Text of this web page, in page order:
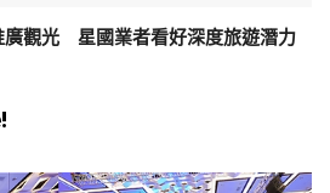
廣觀光 星國業者看好深度旅遊潛力